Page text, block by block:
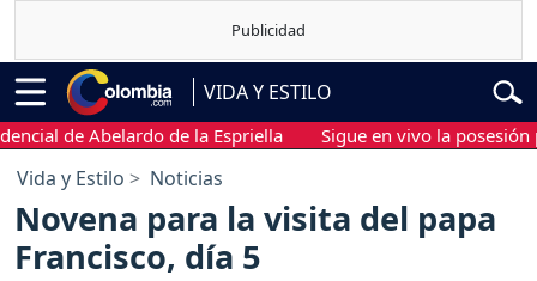
VIDA Y ESTILO
de Abelardo de la Espriella Sigue en vivo la posesión
Vida y Estilo Noticias
Novena para la visita del papa
Francisco, día 5